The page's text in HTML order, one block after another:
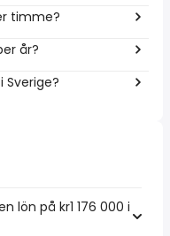
timme?
år?
lön på kr1 176 000 i